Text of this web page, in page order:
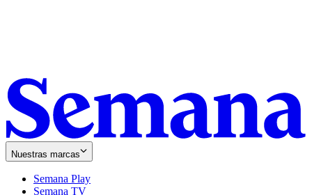
Nuestras marcas
Semana Play
Semana TV